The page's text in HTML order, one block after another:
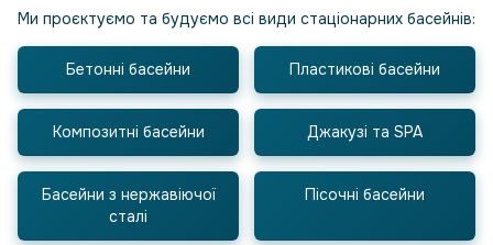
Ми проєктуємо та будуємо всі види стаціонарних басейнів:
Бетонні басейни Пластикові басейни
Композитні басейни Джакузі та SPA
Басейни з нержавіючої
сталі
Пісочні басейни